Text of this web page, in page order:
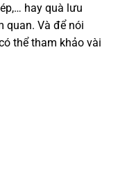
hay quà lưu
quan. Và để nói
thể tham khảo vài